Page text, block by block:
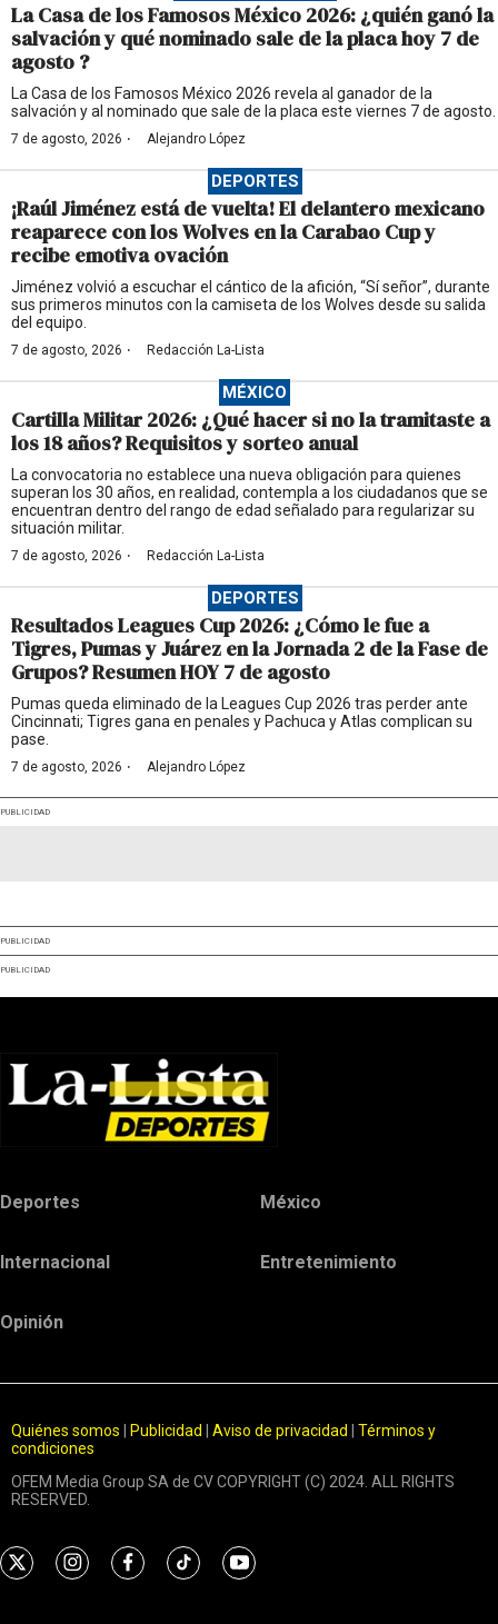
La Casa de los Famosos México 2026: ¿quién ganó la
salvación y qué nominado sale de la placa hoy 7 de
agosto ?
La Casa de los Famosos México 2026 revela al ganador de la
salvación y al nominado que sale de la placa este viernes 7 de agosto.
7 de agosto, 2026 · Alejandro López
DEPORTES
¡Raúl Jiménez está de vuelta! El delantero mexicano
reaparece con los Wolves en la Carabao Cup y
recibe emotiva ovación
Jiménez volvió a escuchar el cántico de la afición, “Sí señor”, durante
sus primeros minutos con la camiseta de los Wolves desde su salida
del equipo.
7 de agosto, 2026 · Redacción La-Lista
MÉXICO
Cartilla Militar 2026: ¿Qué hacer si no la tramitaste a
los 18 años? Requisitos y sorteo anual
La convocatoria no establece una nueva obligación para quienes
superan los 30 años, en realidad, contempla a los ciudadanos que se
encuentran dentro del rango de edad señalado para regularizar su
situación militar.
7 de agosto, 2026 · Redacción La-Lista
DEPORTES
Resultados Leagues Cup 2026: ¿Cómo le fue a
Tigres, Pumas y Juárez en la Jornada 2 de la Fase de
Grupos? Resumen HOY 7 de agosto
Pumas queda eliminado de la Leagues Cup 2026 tras perder ante
Cincinnati; Tigres gana en penales y Pachuca y Atlas complican su
pase.
7 de agosto, 2026 · Alejandro López
PUBLICIDAD
PUBLICIDAD
PUBLICIDAD
Deportes México
Internacional Entretenimiento
Opinión
Quiénes somos Publicidad Aviso de privacidad
Términos y
condiciones
OFEM Media Group SA de CV COPYRIGHT (C) 2024. ALL RIGHTS
RESERVED.
t
i
f
t
y